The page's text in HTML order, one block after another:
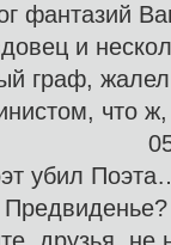
фантазий
и
граф,
что ж,
убил